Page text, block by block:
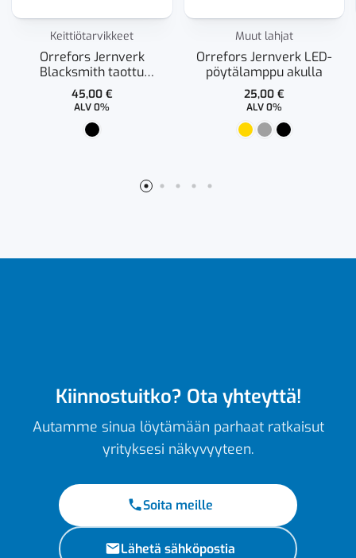
Keittiötarvikkeet
Orrefors Jernverk
Blacksmith taottu
paistinpannu
45,00 €
ALV 0%
Muut lahjat
Orrefors Jernverk LED-
pöytälamppu akulla
25,00 €
ALV 0%
Kiinnostuitko? Ota yhteyttä!
Autamme sinua löytämään parhaat ratkaisut
yrityksesi näkyvyyteen.
Soita meille
Lähetä sähköpostia